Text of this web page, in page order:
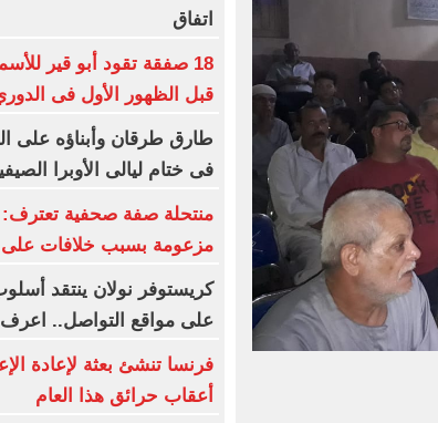
اتفاق
18 صفقة تقود أبو قير
قبل الظهور الأول فى
طارق طرقان وأبناؤه على
فى ختام ليالى الأوبرا
منتحلة صفة صحفية تعترف:
مزعومة بسبب خلافات على
كريستوفر نولان ينتقد
على مواقع التواصل..
فرنسا تنشئ بعثة لإعادة
أعقاب حرائق هذا العام